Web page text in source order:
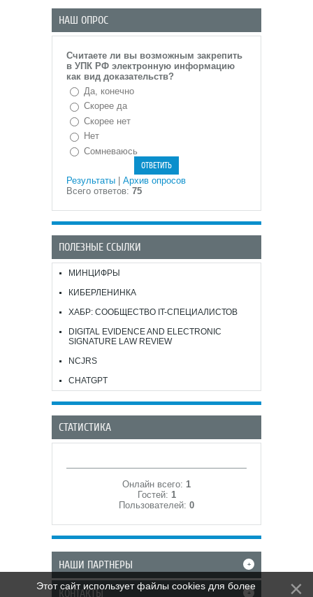
НАШ ОПРОС
Считаете ли вы возможным закрепить
в УПК РФ электронную информацию
как вид доказательств?
Да, конечно
Скорее да
Скорее нет
Нет
Сомневаюсь
Результаты
Архив опросов
Всего ответов: 75
ПОЛЕЗНЫЕ ССЫЛКИ
МИНЦИФРЫ
КИБЕРЛЕНИНКА
ХАБР: СООБЩЕСТВО IT-СПЕЦИАЛИСТОВ
DIGITAL EVIDENCE AND ELECTRONIC
SIGNATURE LAW REVIEW
NCJRS
CHATGPT
СТАТИСТИКА
Онлайн всего: 1
Гостей: 1
Пользователей: 0
НАШИ ПАРТНЕРЫ +
КОНТАКТЫ +
Этот сайт использует файлы cookies для более